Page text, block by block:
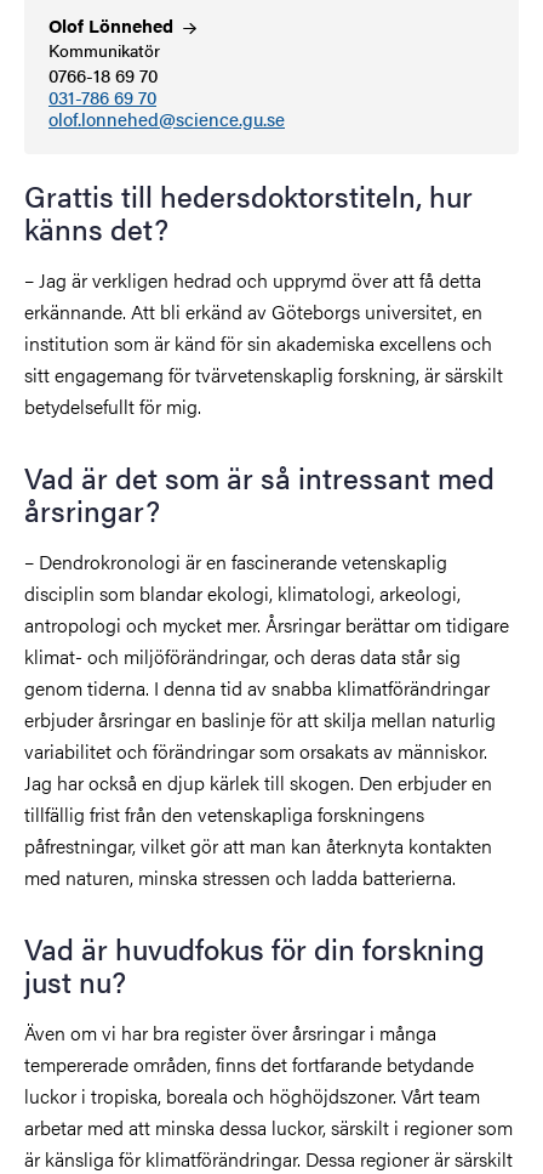
Olof Lönnehed
Kommunikatör
0766-18 69 70
031-786 69 70
olof.lonnehed@science.gu.se
Grattis till hedersdoktorstiteln, hur
känns det?
– Jag är verkligen hedrad och upprymd över att få detta
erkännande. Att bli erkänd av Göteborgs universitet, en
institution som är känd för sin akademiska excellens och
sitt engagemang för tvärvetenskaplig forskning, är särskilt
betydelsefullt för mig.
Vad är det som är så intressant med
årsringar?
– Dendrokronologi är en fascinerande vetenskaplig
disciplin som blandar ekologi, klimatologi, arkeologi,
antropologi och mycket mer. Årsringar berättar om tidigare
klimat- och miljöförändringar, och deras data står sig
genom tiderna. I denna tid av snabba klimatförändringar
erbjuder årsringar en baslinje för att skilja mellan naturlig
variabilitet och förändringar som orsakats av människor.
Jag har också en djup kärlek till skogen. Den erbjuder en
tillfällig frist från den vetenskapliga forskningens
påfrestningar, vilket gör att man kan återknyta kontakten
med naturen, minska stressen och ladda batterierna.
Vad är huvudfokus för din forskning
just nu?
Även om vi har bra register över årsringar i många
tempererade områden, finns det fortfarande betydande
luckor i tropiska, boreala och höghöjdszoner. Vårt team
arbetar med att minska dessa luckor, särskilt i regioner som
är känsliga för klimatförändringar. Dessa regioner är särskilt